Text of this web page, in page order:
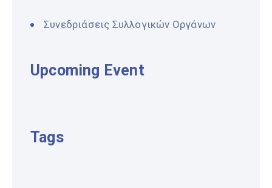
Συνεδριάσεις Συλλογικών Οργάνων
Upcoming Event
Tags